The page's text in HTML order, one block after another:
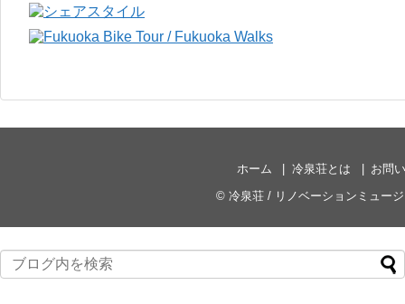
ホーム 冷泉荘とは
お問
© 冷泉荘 / リノベーションミュー